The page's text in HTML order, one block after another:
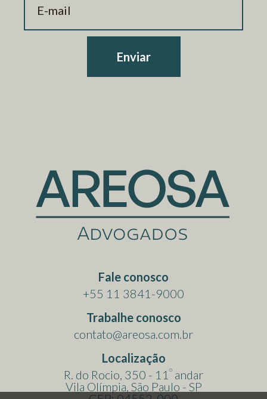
Enviar
Fale conosco
+55 11 3841-9000
Trabalhe conosco
contato@areosa.com.br
Localização
R. do Rocio, 350 - 11 o andar
Vila Olímpia, São Paulo - SP